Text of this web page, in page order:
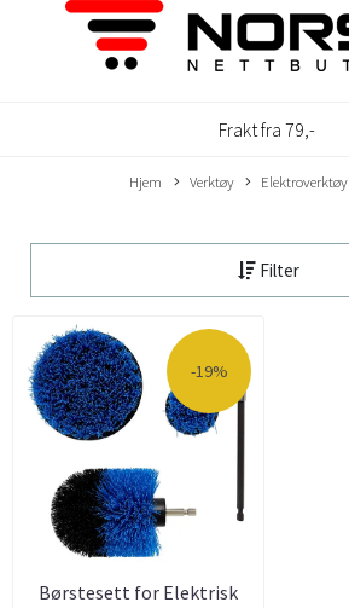
Frakt fra 79,-
Hjem Verktøy Elektroverktøy
Filter
-19%
Børstesett for Elektrisk